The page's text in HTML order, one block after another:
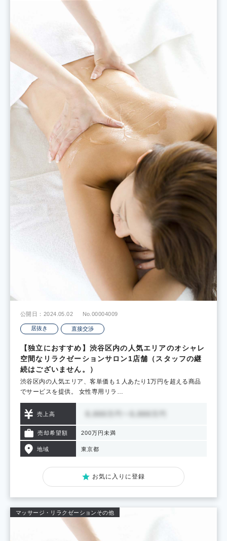
公開日：2024.05.02 No.00004009
居抜き 直接交渉
【独立におすすめ】渋谷区内の人気エリアのオシャレ
空間なリラクゼーションサロン1店舗（スタッフの継
続はございません。）
渋谷区内の人気エリア、客単価も１人あたり1万円を超える商品
でサービスを提供。 女性専用リラ…
売上高
売却希望額 200万円未満
地域 東京都
お気に入りに登録
マッサージ・リラクゼーション その他